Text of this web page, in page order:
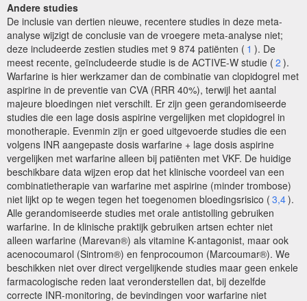
Andere studies
De inclusie van dertien nieuwe, recentere studies in deze meta-
analyse wijzigt de conclusie van de vroegere meta-analyse niet;
deze includeerde zestien studies met 9 874 patiënten ( 1 ). De
meest recente, geïncludeerde studie is de ACTIVE-W studie ( 2 ).
Warfarine is hier werkzamer dan de combinatie van clopidogrel met
aspirine in de preventie van CVA (RRR 40%), terwijl het aantal
majeure bloedingen niet verschilt. Er zijn geen gerandomiseerde
studies die een lage dosis aspirine vergelijken met clopidogrel in
monotherapie. Evenmin zijn er goed uitgevoerde studies die een
volgens INR aangepaste dosis warfarine + lage dosis aspirine
vergelijken met warfarine alleen bij patiënten met VKF. De huidige
beschikbare data wijzen erop dat het klinische voordeel van een
combinatietherapie van warfarine met aspirine (minder trombose)
niet lijkt op te wegen tegen het toegenomen bloedingsrisico ( 3,4).
Alle gerandomiseerde studies met orale antistolling gebruiken
warfarine. In de klinische praktijk gebruiken artsen echter niet
alleen warfarine (Marevan®) als vitamine K-antagonist, maar ook
acenocoumarol (Sintrom®) en fenprocoumon (Marcoumar®). We
beschikken niet over direct vergelijkende studies maar geen enkele
farmacologische reden laat veronderstellen dat, bij dezelfde
correcte INR-monitoring, de bevindingen voor warfarine niet